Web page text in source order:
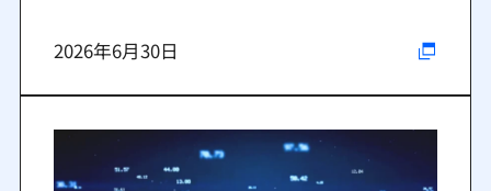
2026年6月30日